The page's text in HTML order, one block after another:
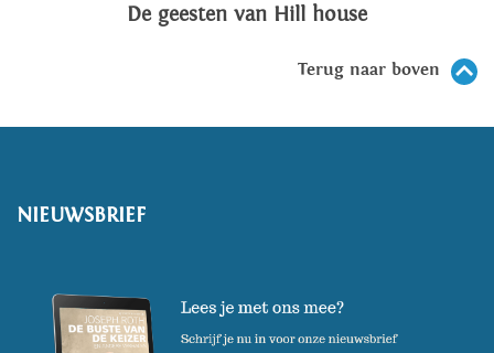
De geesten van Hill house
Terug naar boven
NIEUWSBRIEF